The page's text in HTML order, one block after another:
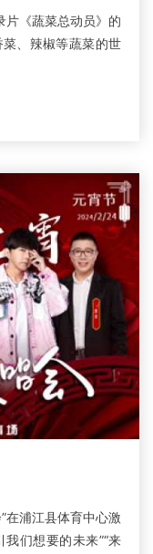
片《蔬菜总动员》的
、辣椒等蔬菜的世
在浦江县体育中心激
们想要的未来”“来